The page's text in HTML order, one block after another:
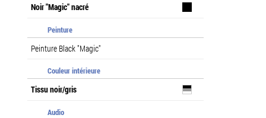
Noir "Magic" nacré
Peinture
Peinture Black "Magic"
Couleur intérieure
Tissu noir/gris
Audio